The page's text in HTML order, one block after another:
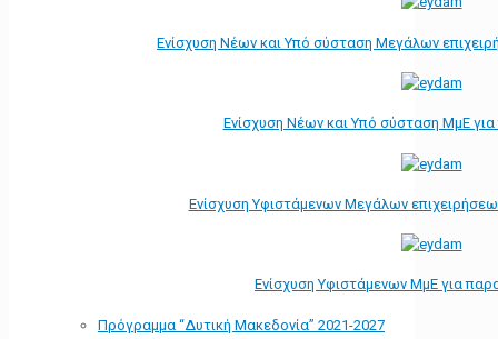
Ενίσχυση Νέων και Υπό σύσταση Μεγάλων
Ενίσχυση Νέων και Υπό σύσταση ΜμΕ
Ενίσχυση Υφιστάμενων Μεγάλων
Ενίσχυση Υφιστάμενων ΜμΕ για
Πρόγραμμα “Δυτική Μακεδονία” 2021-2027